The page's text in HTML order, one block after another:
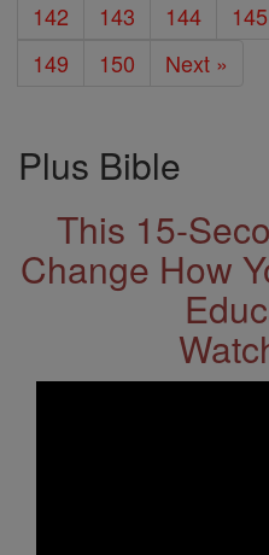
142 143 144 145
149
150 Next »
Plus Bible
This 15-
Change How